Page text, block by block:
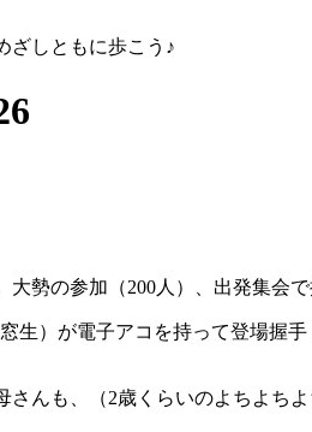
ざしともに歩こう♪
勢の参加（200人）、出発集会で
生）が電子アコを持って登場握
んも、（2歳くらいのよちよち